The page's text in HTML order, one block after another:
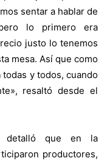
sentar a hablar de
lo primero era
justo lo tenemos
mesa. Así que como
y todos, cuando
resaltó desde el
detalló que en la
productores,